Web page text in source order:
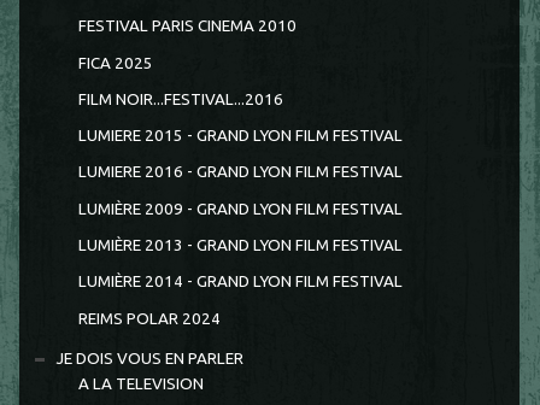
FESTIVAL PARIS CINEMA 2010
FICA 2025
FILM NOIR...FESTIVAL...2016
LUMIERE 2015 - GRAND LYON FILM FESTIVAL
LUMIERE 2016 - GRAND LYON FILM FESTIVAL
LUMIÈRE 2009 - GRAND LYON FILM FESTIVAL
LUMIÈRE 2013 - GRAND LYON FILM FESTIVAL
LUMIÈRE 2014 - GRAND LYON FILM FESTIVAL
REIMS POLAR 2024
JE DOIS VOUS EN PARLER
A LA TELEVISION